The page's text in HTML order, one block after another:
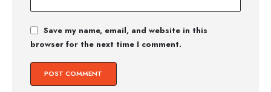
Save my name, email, and website in this
browser for the next time I comment.